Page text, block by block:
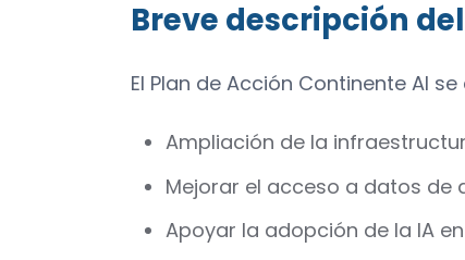
Breve descripción
El Plan de Acción Continente AI
Ampliación de la
Mejorar el acceso a datos de
Apoyar la adopción de la IA